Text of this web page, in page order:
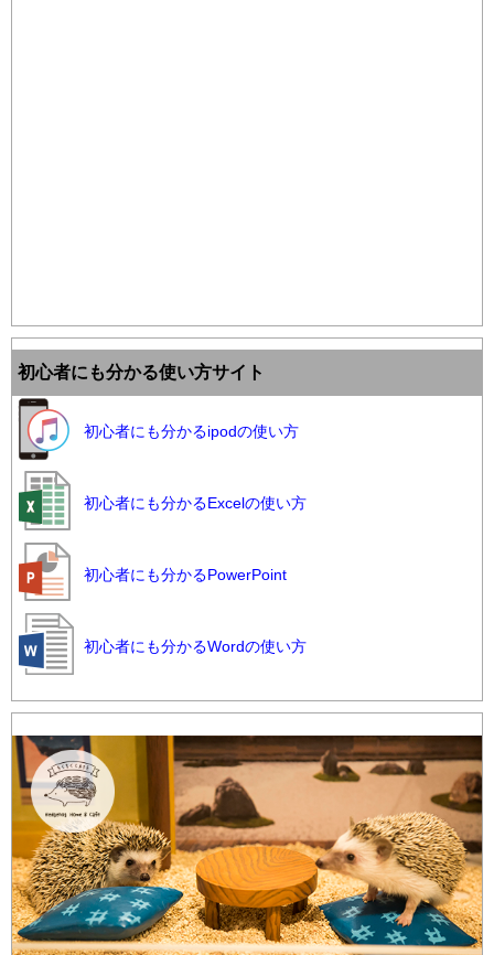
初心者にも分かる使い方サイト
初心者にも分かるipodの使い方
初心者にも分かるExcelの使い方
初心者にも分かるPowerPoint
初心者にも分かるWordの使い方